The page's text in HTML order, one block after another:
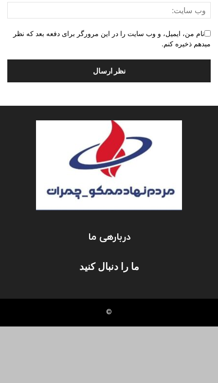
نام من، ایمیل، و وب سایت را در این مرورگر برای دفعه بعد که نظر
میدهم ذخیره کنم.
دربارهی ما
ما را دنبال کنید